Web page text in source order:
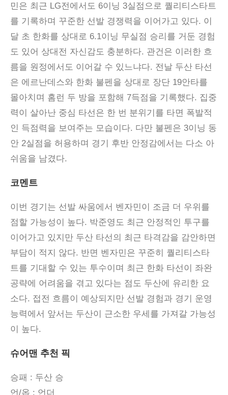
민은 최근 LG전에서도 6이닝 3실점으로 퀄리티스타트
를 기록하며 꾸준한 선발 경쟁력을 이어가고 있다. 이
달 초 한화를 상대로 6.1이닝 무실점 승리를 거둔 경험
도 있어 상대전 자신감도 충분하다. 관건은 이러한 흐
름을 원정에서도 이어갈 수 있느냐다. 전날 두산 타선
은 에르난데스와 한화 불펜을 상대로 장단 19안타를
몰아치며 홈런 두 방을 포함해 7득점을 기록했다. 집중
력이 살아난 중심 타선은 한 번 분위기를 타면 폭발적
인 득점력을 보여주는 모습이다. 다만 불펜은 3이닝 동
안 2실점을 허용하며 경기 후반 안정감에서는 다소 아
쉬움을 남겼다.
코멘트
이번 경기는 선발 싸움에서 벤자민이 조금 더 우위를
점할 가능성이 높다. 박준영도 최근 안정적인 투구를
이어가고 있지만 두산 타선의 최근 타격감을 감안하면
부담이 적지 않다. 반면 벤자민은 꾸준히 퀄리티스타
트를 기대할 수 있는 투수이며 최근 한화 타선이 좌완
공략에 어려움을 겪고 있다는 점도 두산에 유리한 요
소다. 접전 흐름이 예상되지만 선발 경험과 경기 운영
능력에서 앞서는 두산이 근소한 우세를 가져갈 가능성
이 높다.
슈어맨 추천 픽
승패 : 두산 승
언/옵 : 언더